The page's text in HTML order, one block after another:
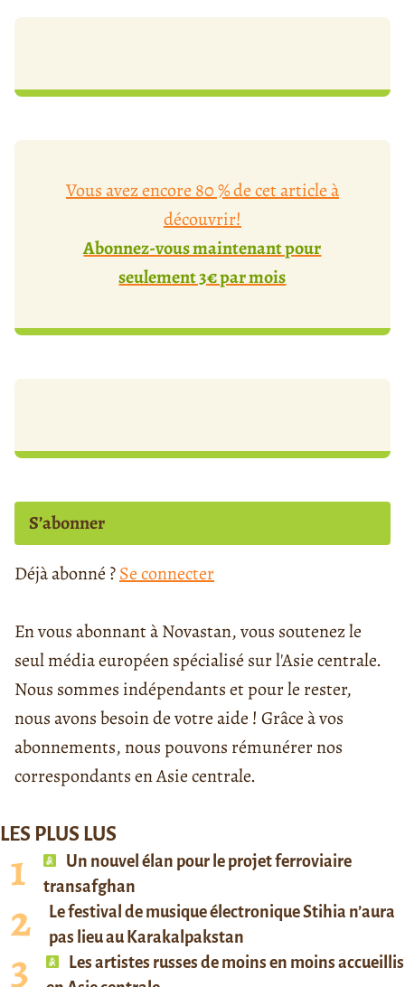
Vous avez encore 80 % de cet article à
découvrir!
Abonnez-vous maintenant pour
seulement 3€ par mois
S’abonner
Déjà abonné ?Se connecter
En vous abonnant à Novastan, vous soutenez le
seul média européen spécialisé sur l'Asie centrale.
Nous sommes indépendants et pour le rester,
nous avons besoin de votre aide ! Grâce à vos
abonnements, nous pouvons rémunérer nos
correspondants en Asie centrale.
LES PLUS LUS
Un nouvel élan pour le projet ferroviaire
transafghan
Le festival de musique électronique Stihia n’aura
pas lieu au Karakalpakstan
Les artistes russes de moins en moins accueillis